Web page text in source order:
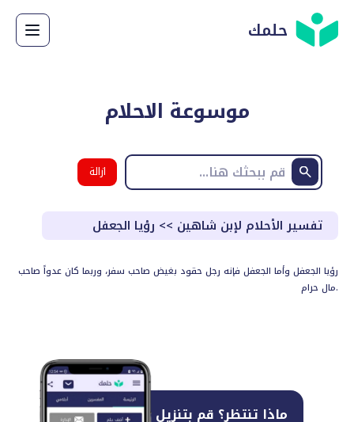
حلمك
موسوعة الاحلام
ازالة
البحث
تفسير الأحلام لإبن شاهين >> رؤيا الجعفل
رؤيا الجعفل وأما الجعفل فإنه رجل حقود بغيض صاحب سفر، وربما كان عدواً صاحب
مال حرام.
ماذا تنتظر؟ قم بتنزيل